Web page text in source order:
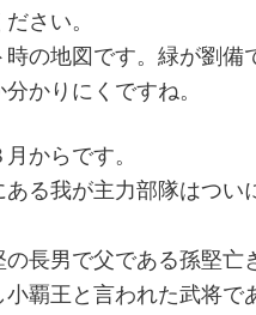
さい。
の地図です。緑が劉備
かりにくですね。
からです。
る我が主力部隊はつい
長男で父である孫堅亡
覇王と言われた武将で